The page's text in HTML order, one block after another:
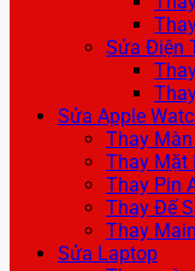
Sửa Điện
Sửa Apple
Thay
Thay Mặt
Thay Pin
Thay Đế
Thay
Sửa Laptop